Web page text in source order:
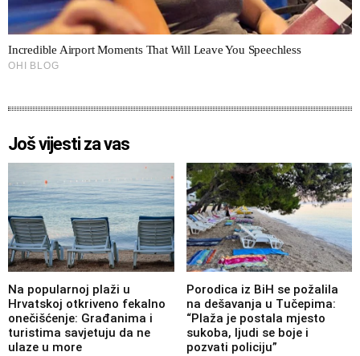
Još vijesti za vas
Na popularnoj plaži u
Hrvatskoj otkriveno fekalno
onečišćenje: Građanima i
turistima savjetuju da ne
ulaze u more
Porodica iz BiH se požalila
na dešavanja u Tučepima:
“Plaža je postala mjesto
sukoba, ljudi se boje i
pozvati policiju”